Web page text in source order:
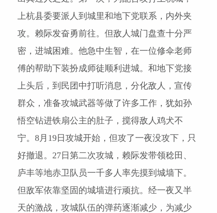
上杭县委要派人到城里和地下党联系，内外夹
攻。赖际发奋勇前往。但敌人城门盘查十分严
密，进城困难。他急中生智，在一位修伞老师
傅的帮助下装扮成师徒顺利进城。和地下党接
上头后，到民团中打听消息，分化敌人，宣传
群众，准备攻城武器等做了许多工作，犹如孙
悟空钻进铁扇公主的肚子，搅得敌人鸡犬不
宁。8 月 19日攻城开始，但攻了一夜没攻下，只
好撤退。 27日第二次攻城，赖际发带领稔田、
庐丰等地赤卫队员一千多人率先摸到城墙下。
但敌军依靠坚固的城墙进行顽抗。经一夜又半
天的激战，攻城队伍的弹药逐渐减少，为减少